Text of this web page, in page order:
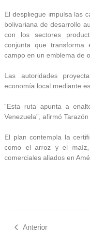
El despliegue impulsa las
bolivariana de desarrollo
con los sectores
conjunta que
campo en un emblema de
Las autoridades
economía local mediante
“Esta ruta apunta a
Venezuela”, afirmó
El plan contempla la
como el arroz y el maíz,
comerciales aliados en
Anterior